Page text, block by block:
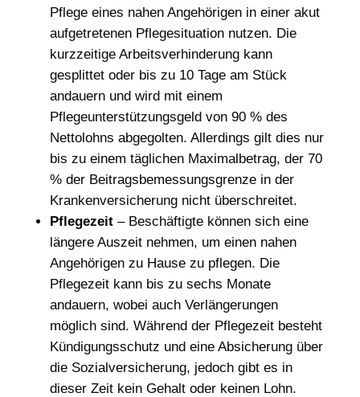
Pflege eines nahen Angehörigen in einer akut
aufgetretenen Pflegesituation nutzen. Die
kurzzeitige Arbeitsverhinderung kann
gesplittet oder bis zu 10 Tage am Stück
andauern und wird mit einem
Pflegeunterstützungsgeld von 90 % des
Nettolohns abgegolten. Allerdings gilt dies nur
bis zu einem täglichen Maximalbetrag, der 70
% der Beitragsbemessungsgrenze in der
Krankenversicherung nicht überschreitet.
Pflegezeit– Beschäftigte können sich eine
längere Auszeit nehmen, um einen nahen
Angehörigen zu Hause zu pflegen. Die
Pflegezeit kann bis zu sechs Monate
andauern, wobei auch Verlängerungen
möglich sind. Während der Pflegezeit besteht
Kündigungsschutz und eine Absicherung über
die Sozialversicherung, jedoch gibt es in
dieser Zeit kein Gehalt oder keinen Lohn.